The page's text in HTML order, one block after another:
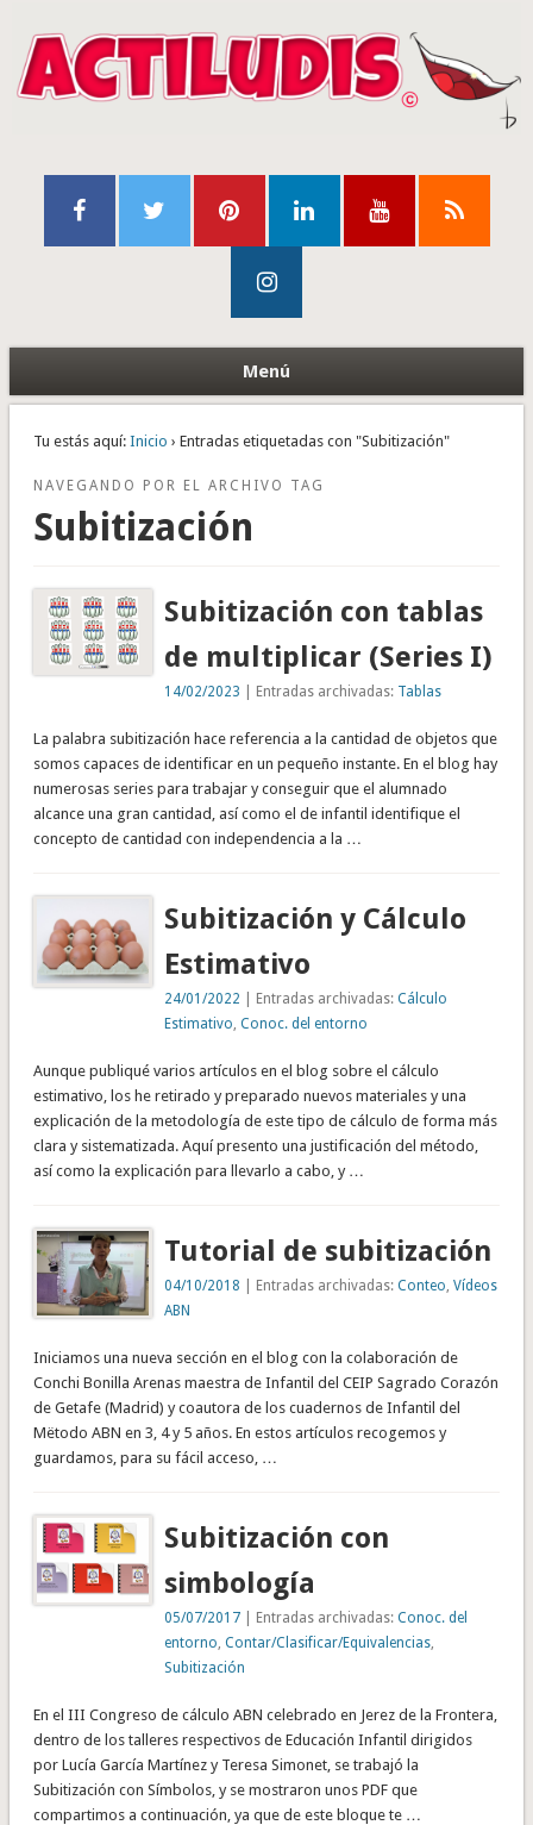
Menú
Tu estás aquí: Inicio › Entradas etiquetadas con "Subitización"
NAVEGANDO POR EL ARCHIVO TAG
Subitización
Subitización con tablas
de multiplicar (Series I)
14/02/2023 | Entradas archivadas: Tablas
La palabra subitización hace referencia a la cantidad de objetos que
somos capaces de identificar en un pequeño instante. En el blog hay
numerosas series para trabajar y conseguir que el alumnado
alcance una gran cantidad, así como el de infantil identifique el
concepto de cantidad con independencia a la …
Subitización y Cálculo
Estimativo
24/01/2022 | Entradas archivadas:Cálculo
Estimativo ,Conoc. del entorno
Aunque publiqué varios artículos en el blog sobre el cálculo
estimativo, los he retirado y preparado nuevos materiales y una
explicación de la metodología de este tipo de cálculo de forma más
clara y sistematizada. Aquí presento una justificación del método,
así como la explicación para llevarlo a cabo, y …
Tutorial de subitización
04/10/2018 | Entradas archivadas:Conteo ,Vídeos
ABN
Iniciamos una nueva sección en el blog con la colaboración de
Conchi Bonilla Arenas maestra de Infantil del CEIP Sagrado Corazón
de Getafe (Madrid) y coautora de los cuadernos de Infantil del
Mëtodo ABN en 3, 4 y 5 años. En estos artículos recogemos y
guardamos, para su fácil acceso, …
Subitización con
simbología
05/07/2017 | Entradas archivadas:Conoc. del
entorno ,Contar/Clasificar/Equivalencias
Subitización
En el III Congreso de cálculo ABN celebrado en Jerez de la Frontera,
dentro de los talleres respectivos de Educación Infantil dirigidos
por Lucía García Martínez y Teresa Simonet, se trabajó la
Subitización con Símbolos, y se mostraron unos PDF que
compartimos a continuación, ya que de este bloque te …